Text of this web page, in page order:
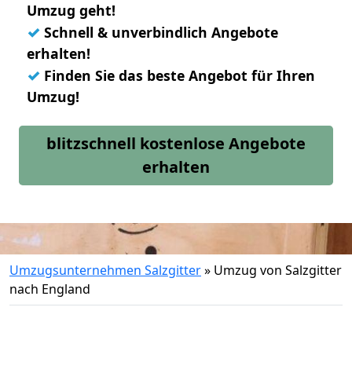
Umzug geht!
✓ Schnell & unverbindlich Angebote
erhalten!
✓ Finden Sie das beste Angebot für Ihren
Umzug!
blitzschnell kostenlose Angebote
erhalten
Umzugsunternehmen Salzgitter» Umzug von Salzgitter
nach England